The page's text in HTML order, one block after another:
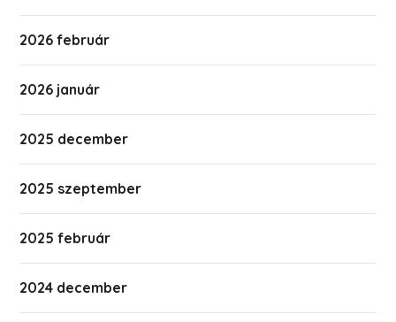
2026 február
2026 január
2025 december
2025 szeptember
2025 február
2024 december